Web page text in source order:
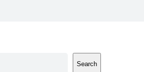
Search